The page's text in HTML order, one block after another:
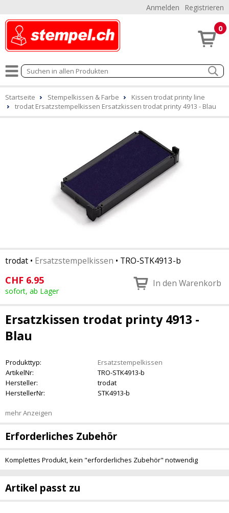
Anmelden Registrieren
0
Startseite Stempelkissen & Farbe
Kissen trodat printy line
trodat Ersatzstempelkissen Ersatzkissen trodat printy 4913 - Blau
trodat • Ersatzstempelkissen • TRO-STK4913-b
CHF 6.95
sofort, ab Lager
In den Warenkorb
Ersatzkissen trodat printy 4913 -
Blau
Produkttyp:
Ersatzstempelkissen
ArtikelNr:
TRO-STK4913-b
Hersteller:
trodat
HerstellerNr:
STK4913-b
mehr Anzeigen
Erforderliches Zubehör
Komplettes Produkt, kein "erforderliches Zubehör" notwendig
Artikel passt zu